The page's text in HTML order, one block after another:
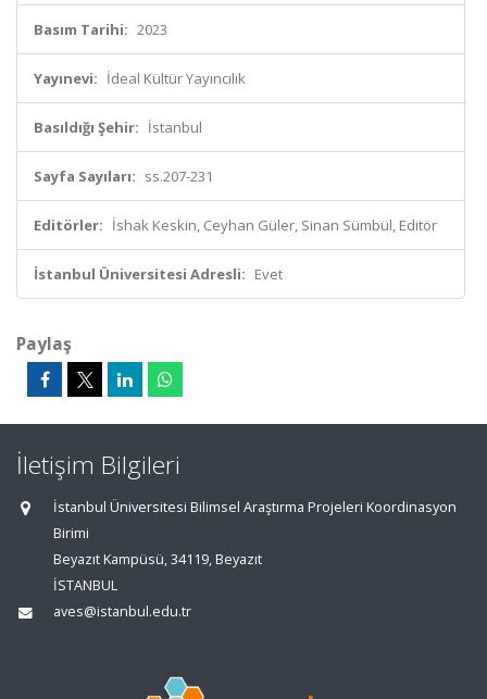
Basım Tarihi: 2023
Yayınevi: İdeal Kültür Yayıncılık
Basıldığı Şehir: İstanbul
Sayfa Sayıları: ss.207-231
Editörler: İshak Keskin, Ceyhan Güler, Sinan Sümbül, Editör
İstanbul Üniversitesi Adresli: Evet
Paylaş
İletişim Bilgileri
İstanbul Üniversitesi Bilimsel Araştırma Projeleri Koordinasyon
Birimi
Beyazıt Kampüsü, 34119, Beyazıt
İSTANBUL
aves@istanbul.edu.tr